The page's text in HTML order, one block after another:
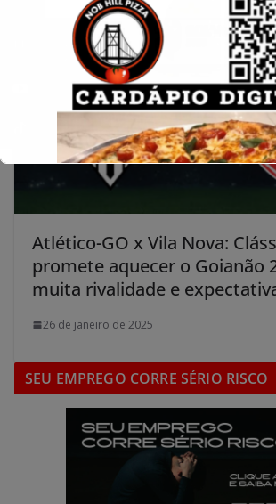
Atlético-GO x Vila Nova:
promete aquecer o Goianão
muita rivalidade e
26 de janeiro de 2025
SEU EMPREGO CORRE SÉRIO RISCO